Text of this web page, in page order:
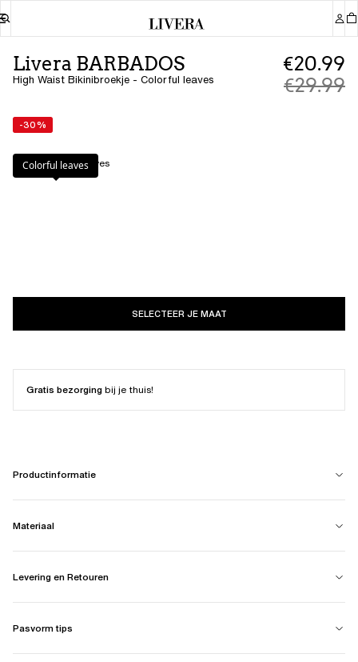
Livera BARBADOS
High Waist Bikinibroekje - Colorful leaves
€20.99
€29.99
-30%
Kleur:Colorful leaves
Colorful leaves
SELECTEER JE MAAT
Gratis bezorgingbij je thuis!
Productinformatie
Materiaal
Levering en Retouren
Pasvorm tips